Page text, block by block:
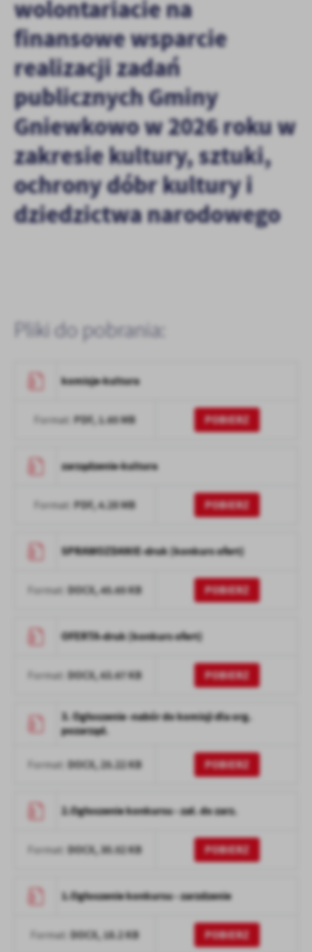
Firmy te działają w charakterze pośredników prezentujących nasze
treści w postaci wiadomości, ofert, komunikatów mediów
społecznościowych.
wolontariacie na
finansowe wsparcie
realizacji zadań
publicznych Gminy
Gniewkowo w 2026 roku w
zakresie kultury, sztuki,
ochrony dóbr kultury i
dziedzictwa narodowego
Pliki do pobrania:
komisje-kultura
Format: PDF, 1.65 MB POBIERZ
zarządzenie-kultura
Format: PDF, 4.28 MB POBIERZ
SPRAWOZDANIE-druk (konkurs ofert)
Format: DOCX,45.65 KB POBIERZ
OFERTA-druk (konkurs ofert)
Format: DOCX,63.67 KB POBIERZ
3. Ogłoszenie -nabór do komisji dla org.
pozarząd.
Format: DOCX, 25.22 KB POBIERZ
2.Ogłoszenie konkursu - zał. do zarz.
Format: DOCX, 30.52 KB POBIERZ
1.Ogłoszenie konkursu - zarzdzenie
Format: DOCX, 18.2 KB POBIERZ